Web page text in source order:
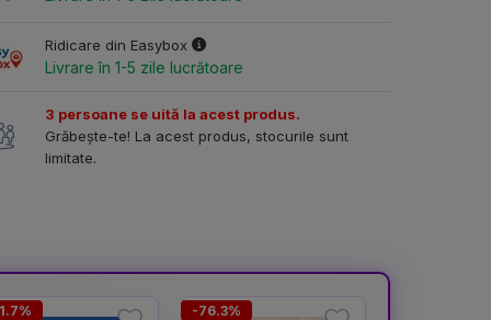
Ridicare din Easybox
Livrare în 1-5 zile lucrătoare
3 persoane se uită la acest produs.
Grăbește-te! La acest produs, stocurile sunt
limitate.
-76.3%